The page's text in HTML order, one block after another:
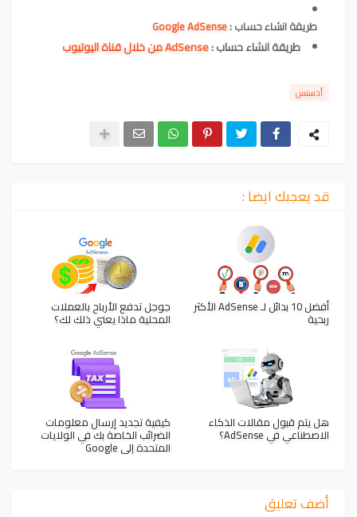
طريقة انشاء حساب :Google AdSense
طريقة انشاء حساب :
أدسنس
قد يعجبك ايضا :
أفضل 10 بدائل لـ AdSense الأكثر
ربحية
جوجل تدفع الأرباح بالعملات
المحلية ماذا يعني ذلك لك؟
هل يتم قبول مقالات الذكاء
الاصطناعي في AdSense؟
كيفية تجديد إرسال معلومات
الضرائب الخاصة بك في الولايات
المتحدة إلى Google
أضف تعليق